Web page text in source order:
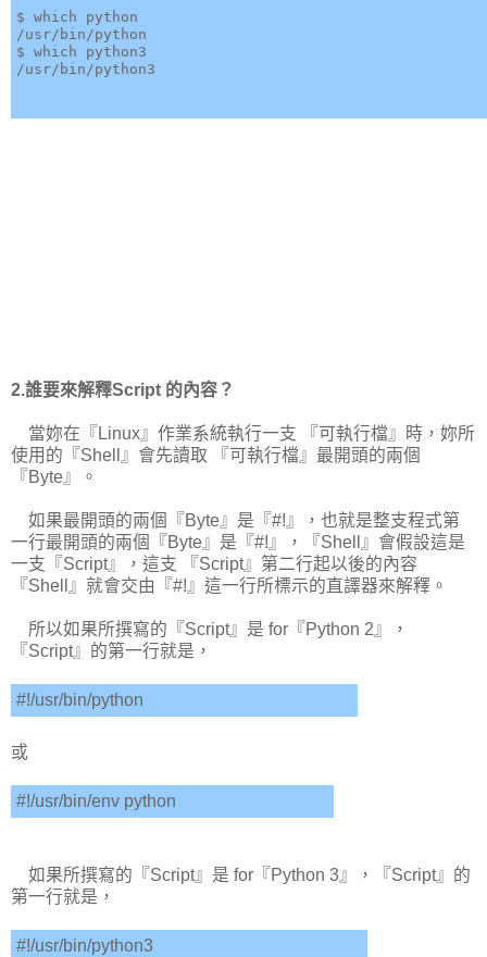
$ which python
/usr/bin/python
$ which python3
2.誰要來解釋Script 的內容？
當妳在『Linux』作業系統執行一支 『可執行檔』時，妳所
使用的『Shell』會先讀取 『可執行檔』最開頭的兩個
『Byte』。
如果最開頭的兩個『Byte』是『#!』，也就是整支程式第
一行最開頭的兩個『Byte』是『#!』，『Shell』會假設這是
一支『Script』，這支 『Script』第二行起以後的內容
『Shell』就會交由『#!』這一行所標示的直譯器來解釋。
所以如果所撰寫的『Script』是 for『Python 2』，
『Script』的第一行就是，
#!/usr/bin/python
或
#!/usr/bin/env python
如果所撰寫的『Script』是 for『Python 3』，『Script』的
第一行就是，
#!/usr/bin/python3